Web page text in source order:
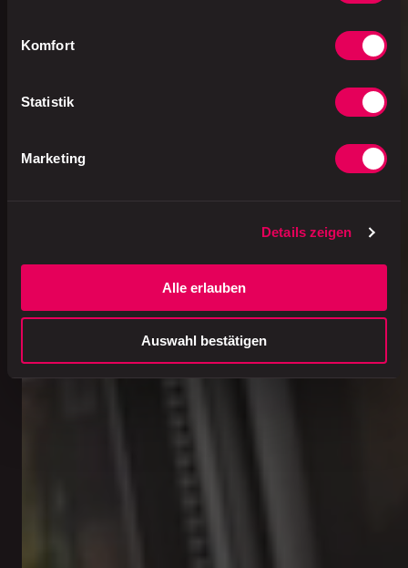
Komfort
Statistik
Marketing
Details zeigen
Alle erlauben
Auswahl bestätigen